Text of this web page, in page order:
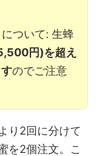
ついて: 生蜂
円)を超え
のでご注意
り2回に分けて
を2個注文。こ